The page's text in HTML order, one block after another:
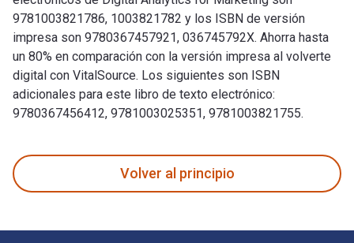
9781003821786, 1003821782 y los ISBN de versión
impresa son 9780367457921, 036745792X. Ahorra hasta
un 80% en comparación con la versión impresa al volverte
digital con VitalSource. Los siguientes son ISBN
adicionales para este libro de texto electrónico:
9780367456412, 9781003025351, 9781003821755.
Volver al principio